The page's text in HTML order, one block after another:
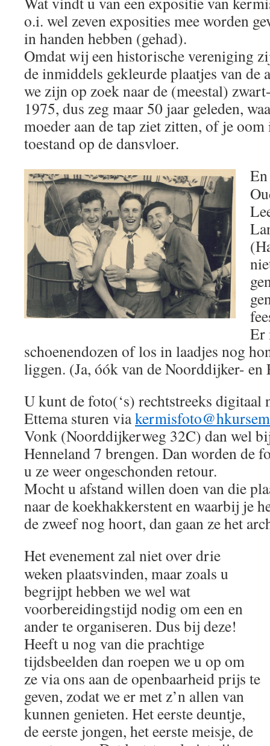
o.i. wel zeven exposities mee worden
in handen hebben (gehad).
Omdat wij een historische vereniging
de inmiddels gekleurde plaatjes van de
we zijn op zoek naar de (meestal)
1975, dus zeg maar 50 jaar geleden,
moeder aan de tap ziet zitten, of je
toestand op de dansvloer.
Er
schoenendozen of los in laadjes nog
liggen. (Ja, óók van de Noorddijker- en
U kunt de foto(‘s) rechtstreeks digitaal
Ettema sturen via
Vonk (Noorddijkerweg 32C) dan wel
Henneland 7 brengen. Dan worden de
u ze weer ongeschonden retour.
Mocht u afstand willen doen van die
naar de koekhakkerstent en waarbij je
de zweef nog hoort, dan gaan ze het
Het evenement zal niet over drie
weken plaatsvinden, maar zoals u
begrijpt hebben we wel wat
voorbereidingstijd nodig om een en
ander te organiseren. Dus bij deze!
Heeft u nog van die prachtige
tijdsbeelden dan roepen we u op om
ze via ons aan de openbaarheid prijs te
geven, zodat we er met z’n allen van
kunnen genieten. Het eerste deuntje,
de eerste jongen, het eerste meisje, de